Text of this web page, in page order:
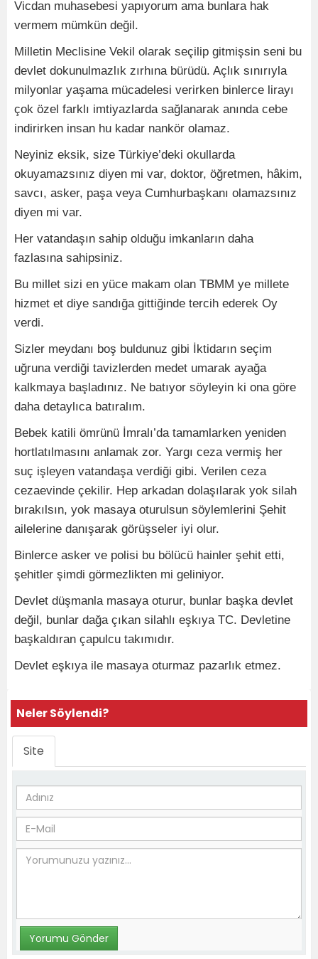
Vicdan muhasebesi yapıyorum ama bunlara hak
vermem mümkün değil.
Milletin Meclisine Vekil olarak seçilip gitmişsin seni bu
devlet dokunulmazlık zırhına bürüdü. Açlık sınırıyla
milyonlar yaşama mücadelesi verirken binlerce lirayı
çok özel farklı imtiyazlarda sağlanarak anında cebe
indirirken insan hu kadar nankör olamaz.
Neyiniz eksik, size Türkiye’deki okullarda
okuyamazsınız diyen mi var, doktor, öğretmen, hâkim,
savcı, asker, paşa veya Cumhurbaşkanı olamazsınız
diyen mi var.
Her vatandaşın sahip olduğu imkanların daha
fazlasına sahipsiniz.
Bu millet sizi en yüce makam olan TBMM ye millete
hizmet et diye sandığa gittiğinde tercih ederek Oy
verdi.
Sizler meydanı boş buldunuz gibi İktidarın seçim
uğruna verdiği tavizlerden medet umarak ayağa
kalkmaya başladınız. Ne batıyor söyleyin ki ona göre
daha detaylıca batıralım.
Bebek katili ömrünü İmralı’da tamamlarken yeniden
hortlatılmasını anlamak zor. Yargı ceza vermiş her
suç işleyen vatandaşa verdiği gibi. Verilen ceza
cezaevinde çekilir. Hep arkadan dolaşılarak yok silah
bırakılsın, yok masaya oturulsun söylemlerini Şehit
ailelerine danışarak görüşseler iyi olur.
Binlerce asker ve polisi bu bölücü hainler şehit etti,
şehitler şimdi görmezlikten mi geliniyor.
Devlet düşmanla masaya oturur, bunlar başka devlet
değil, bunlar dağa çıkan silahlı eşkıya TC. Devletine
başkaldıran çapulcu takımıdır.
Devlet eşkıya ile masaya oturmaz pazarlık etmez.
Neler Söylendi?
Site